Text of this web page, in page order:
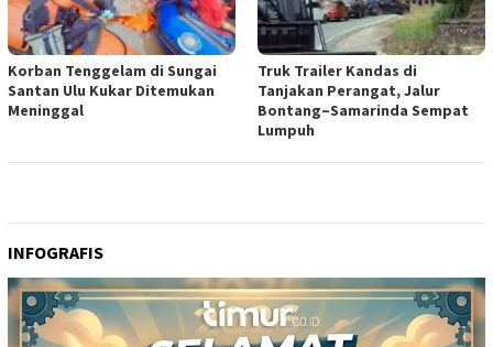
Korban Tenggelam di Sungai
Santan Ulu Kukar Ditemukan
Meninggal
Truk Trailer Kandas di
Tanjakan Perangat, Jalur
Bontang–Samarinda Sempat
Lumpuh
INFOGRAFIS